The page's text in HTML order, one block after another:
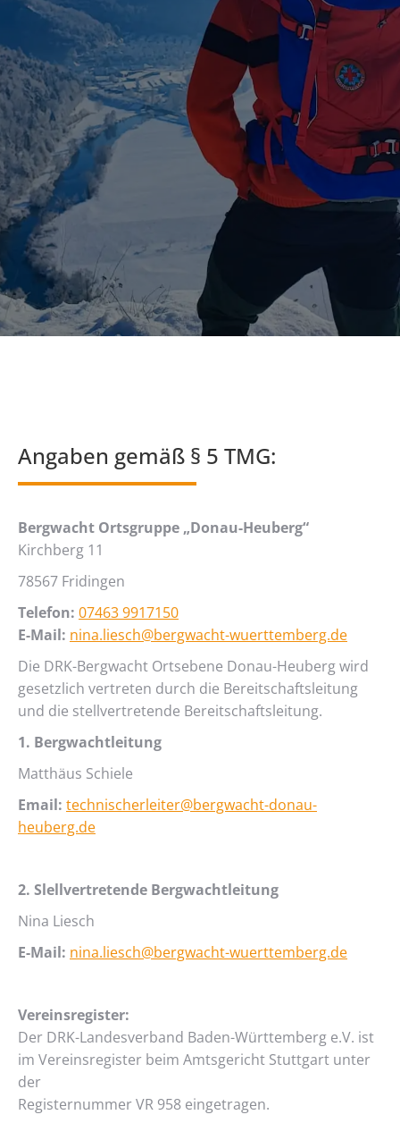
Angaben gemäß § 5 TMG:
Bergwacht Ortsgruppe „Donau-Heuberg“
Kirchberg 11
78567 Fridingen
Telefon: 07463 9917150
E-Mail: nina.liesch@bergwacht-wuerttemberg.de
Die DRK-Bergwacht Ortsebene Donau-Heuberg wird
gesetzlich vertreten durch die Bereitschaftsleitung
und die stellvertretende Bereitschaftsleitung.
1. Bergwachtleitung
Matthäus Schiele
Email: technischerleiter@bergwacht-donau-
heuberg.de
2. Slellvertretende Bergwachtleitung
Nina Liesch
E-Mail: nina.liesch@bergwacht-wuerttemberg.de
Vereinsregister:
Der DRK-Landesverband Baden-Württemberg e.V. ist
im Vereinsregister beim Amtsgericht Stuttgart unter
der
Registernummer VR 958 eingetragen.